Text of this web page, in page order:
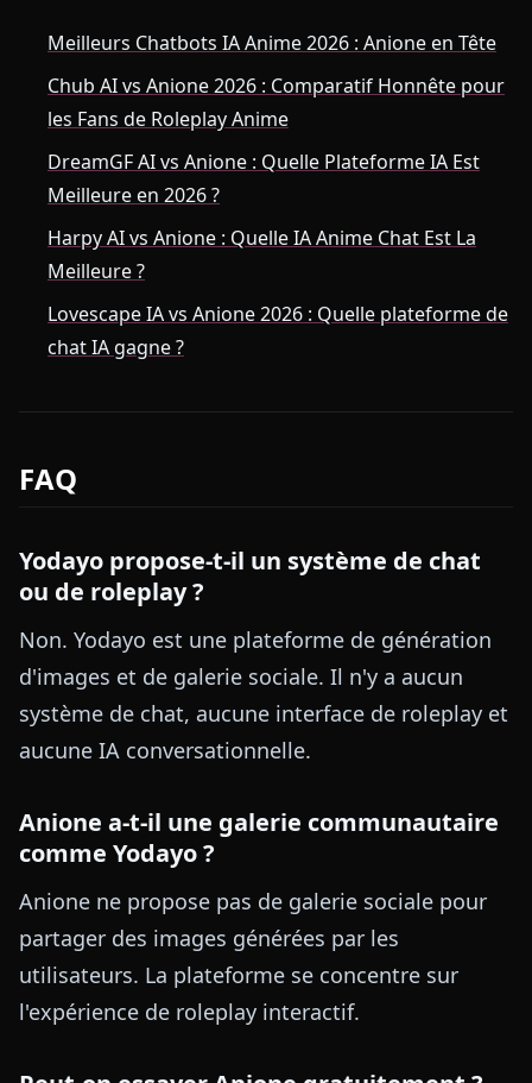
Meilleurs Chatbots IA Anime 2026 : Anione en Tête
Chub AI vs Anione 2026 : Comparatif Honnête pour
les Fans de Roleplay Anime
DreamGF AI vs Anione : Quelle Plateforme IA Est
Meilleure en 2026 ?
Harpy AI vs Anione : Quelle IA Anime Chat Est La
Meilleure ?
Lovescape IA vs Anione 2026 : Quelle plateforme de
chat IA gagne ?
FAQ
Yodayo propose-t-il un système de chat
ou de roleplay ?
Non. Yodayo est une plateforme de génération
d'images et de galerie sociale. Il n'y a aucun
système de chat, aucune interface de roleplay et
aucune IA conversationnelle.
Anione a-t-il une galerie communautaire
comme Yodayo ?
Anione ne propose pas de galerie sociale pour
partager des images générées par les
utilisateurs. La plateforme se concentre sur
l'expérience de roleplay interactif.